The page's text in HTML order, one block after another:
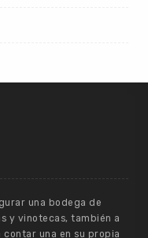
una bodega de
y vinotecas, también a
una en su propia